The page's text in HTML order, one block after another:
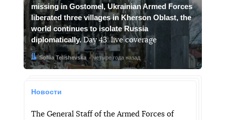
missing in Gostomel, Ukrainian Armed Forces
liberated three villages in Kherson Oblast, the
world continues to isolate Russia
diplomatically. Day 43: live coverage
Автор:
Sofiia Telishevska
Дата: четыре года назад
Новости
The General Staff of the Armed Forces of